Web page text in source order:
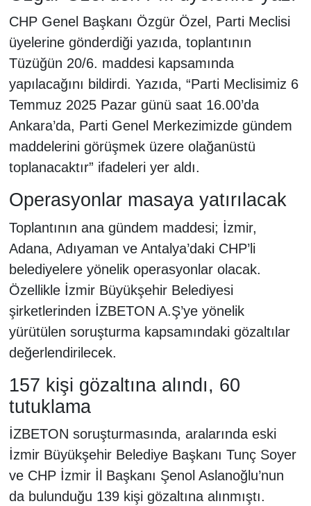
CHP Genel Başkanı Özgür Özel, Parti Meclisi
üyelerine gönderdiği yazıda, toplantının
Tüzüğün 20/6. maddesi kapsamında
yapılacağını bildirdi. Yazıda, “Parti Meclisimiz 6
Temmuz 2025 Pazar günü saat 16.00’da
Ankara’da, Parti Genel Merkezimizde gündem
maddelerini görüşmek üzere olağanüstü
toplanacaktır” ifadeleri yer aldı.
Operasyonlar masaya yatırılacak
Toplantının ana gündem maddesi; İzmir,
Adana, Adıyaman ve Antalya’daki CHP’li
belediyelere yönelik operasyonlar olacak.
Özellikle İzmir Büyükşehir Belediyesi
şirketlerinden İZBETON A.Ş’ye yönelik
yürütülen soruşturma kapsamındaki gözaltılar
değerlendirilecek.
157 kişi gözaltına alındı, 60
tutuklama
İZBETON soruşturmasında, aralarında eski
İzmir Büyükşehir Belediye Başkanı Tunç Soyer
ve CHP İzmir İl Başkanı Şenol Aslanoğlu’nun
da bulunduğu 139 kişi gözaltına alınmıştı.